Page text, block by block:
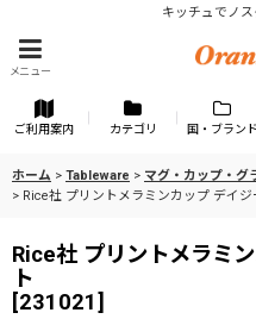
キッチュでノ
メニュー
ご利用案内 カテゴリ 国・ブランド
ホーム > Tableware > マグ・カップ・グ
> Rice社 プリントメラミンカップ デイジ
Rice社 プリントメラミ
ト
[231021]